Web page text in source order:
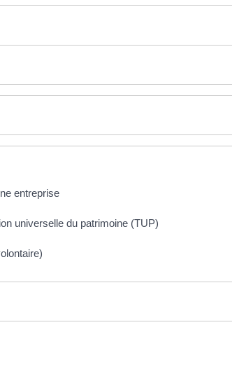
entreprise
universelle du patrimoine (TUP)